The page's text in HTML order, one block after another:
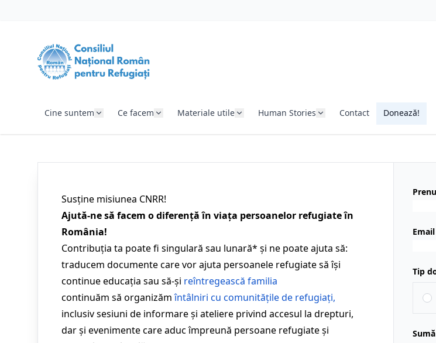
Cine suntem Ce facem Materiale utile Human Stories Contact Donează!
Susține misiunea CNRR!
Ajută-ne să facem o diferență în viața persoanelor refugiate în
România!
Contribuția ta poate fi singulară sau lunară* și ne poate ajuta să:
traducem documente care vor ajuta persoanele refugiate să își
continue educația sau să-și reîntregească familia
continuăm să organizăm întâlniri cu comunitățile de refugiați,
inclusiv sesiuni de informare și ateliere privind accesul la drepturi,
dar și evenimente care aduc împreună persoane refugiate și
Email
Tip
Sumă